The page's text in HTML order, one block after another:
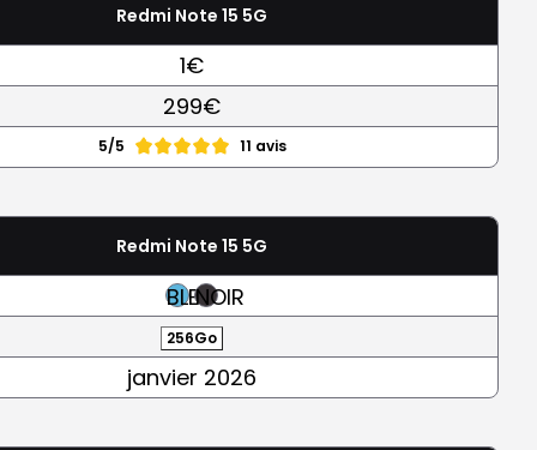
Redmi Note 15 5G
1€
299€
5/5 11 avis
Redmi Note 15 5G
BLEUNOIR
256Go
janvier 2026